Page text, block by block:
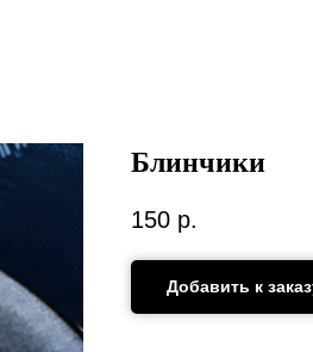
Блинчики
150 р.
Добавить к